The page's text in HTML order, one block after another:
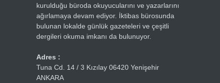
kurulduğu büroda okuyucularını ve yazarlarını
ağırlamaya devam ediyor. İktibas bürosunda
bulunan lokalde günlük gazeteleri ve çeşitli
dergileri okuma imkanı da bulunuyor.
Adres :
Tuna Cd. 14 / 3 Kızılay 06420 Yenişehir
ANKARA